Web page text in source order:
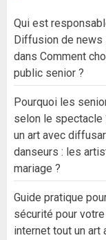
Qui est
Diffusion de news
dans Comment
public senior ?
Pourquoi les
selon le
un art avec
danseurs : les
mariage ?
Guide pratique
sécurité pour
internet tout un